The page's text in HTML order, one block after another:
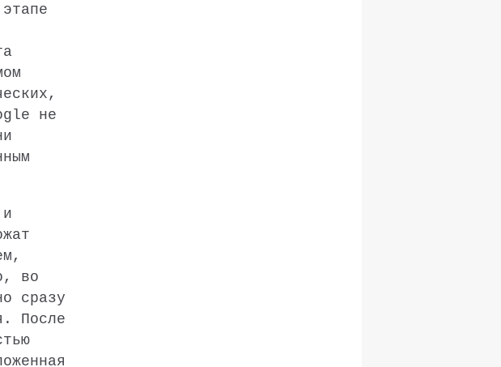
не
во
сразу
После